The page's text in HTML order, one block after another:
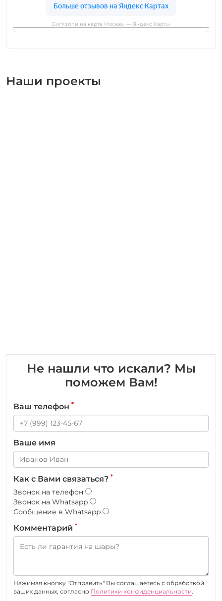
БигХэппи на карте Москвы — Яндекс Карты
Наши проекты
Не нашли что искали? Мы
поможем Вам!
Ваш телефон *
Ваше имя
Как с Вами связаться? *
Звонок на телефон
Звонок на Whatsapp
Сообщение в Whatsapp
Комментарий *
Нажимая кнопку "Отправить" Вы соглашаетесь c обработкой
ваших данных, согласно Политики конфиденциальности.